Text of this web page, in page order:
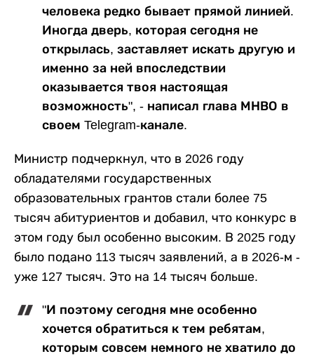
человека редко бывает прямой линией.
Иногда дверь, которая сегодня не
открылась, заставляет искать другую и
именно за ней впоследствии
оказывается твоя настоящая
возможность", - написал глава МНВО в
своем Telegram-канале.
Министр подчеркнул, что в 2026 году
обладателями государственных
образовательных грантов стали более 75
тысяч абитуриентов и добавил, что конкурс в
этом году был особенно высоким. В 2025 году
было подано 113 тысяч заявлений, а в 2026-м -
уже 127 тысяч. Это на 14 тысяч больше.
"И поэтому сегодня мне особенно
хочется обратиться к тем ребятам,
которым совсем немного не хватило до